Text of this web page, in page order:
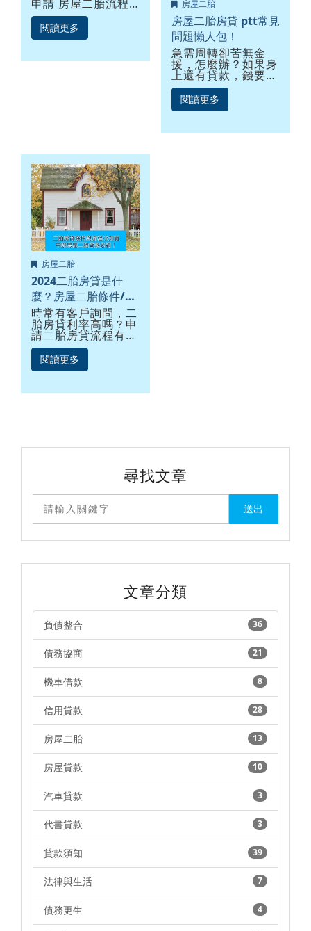
申請 房屋二胎流程
有哪些，有什麼風險
嗎？了解自己即將辦
理的二胎房貸，絕對
都認為，房貸利率是
閱讀更多
房屋二胎
房屋二胎房貸 ptt常見
問題懶人包！
急需周轉卻苦無金
援，怎麼辦？如果身
上還有貸款，錢要從
哪裡來？網路搜尋或
是朋友可能會告訴
你：如果名下有房的
貸」會是資金週轉的
閱讀更多
房屋二胎
2024二胎房貸是什
麼？房屋二胎條件/流
程一次解析，申辦銀
行二順位房貸不求
人！
時常有客戶詢問，二
胎房貸利率高嗎？申
請二胎房貸流程有哪
些，如果條件不好，
也可以辦理嗎？了解
銀行或融資二胎房
害，二胎房貸流程，
的相關知識，也提供
比較表，讓你不論是
在台北、台中、高
雄...申辦二胎房貸都
能得心應手！
閱讀更多
尋找文章
文章分類
36
負債整合
21
債務協商
8
機車借款
28
信用貸款
13
房屋二胎
10
房屋貸款
3
汽車貸款
3
代書貸款
39
貸款須知
7
法律與生活
4
債務更生